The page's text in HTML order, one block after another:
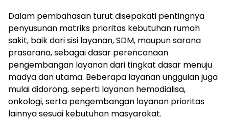
Dalam pembahasan turut disepakati pentingnya
penyusunan matriks prioritas kebutuhan rumah
sakit, baik dari sisi layanan, SDM, maupun sarana
prasarana, sebagai dasar perencanaan
pengembangan layanan dari tingkat dasar menuju
madya dan utama. Beberapa layanan unggulan juga
mulai didorong, seperti layanan hemodialisa,
onkologi, serta pengembangan layanan prioritas
lainnya sesuai kebutuhan masyarakat.